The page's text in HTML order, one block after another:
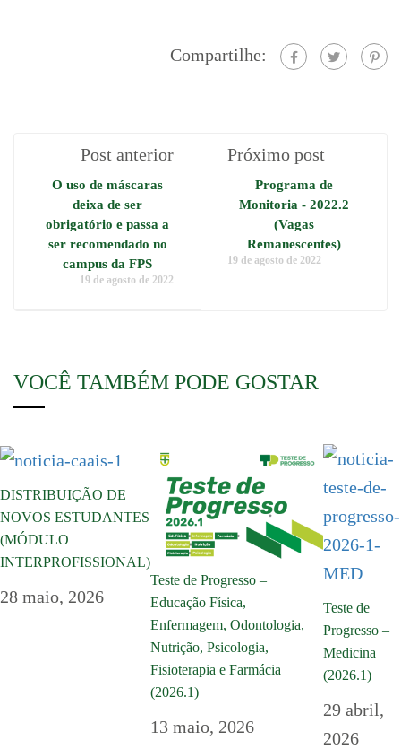
Compartilhe:
Post anterior
O uso de máscaras
deixa de ser
obrigatório e passa a
ser recomendado no
campus da FPS
19 de agosto de 2022
Próximo post
Programa de
Monitoria - 2022.2
(Vagas
Remanescentes)
19 de agosto de 2022
VOCÊ TAMBÉM PODE GOSTAR
DISTRIBUIÇÃO DE
NOVOS ESTUDANTES
(MÓDULO
INTERPROFISSIONAL)
28 maio, 2026
Teste de Progresso –
Educação Física,
Enfermagem, Odontologia,
Nutrição, Psicologia,
Fisioterapia e Farmácia
(2026.1)
13 maio, 2026
Teste de
Progresso –
Medicina
(2026.1)
29 abril,
2026